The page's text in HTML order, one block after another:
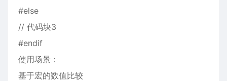
#else
// 代码块3
#endif
使用场景：
基于宏的数值比较